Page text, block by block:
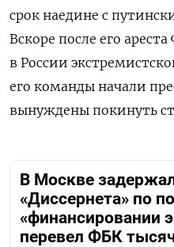
срок наедине с
Вскоре после его
в России
его команды начали
вынуждены покинуть
В Москве
«Диссернета» по
«финансировании
перевел ФБК